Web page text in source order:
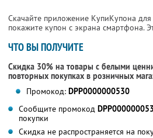
Скачайте приложение КупиКупона для
покажите купон с экрана смартфона.
ЧТО ВЫ ПОЛУЧИТЕ
Скидка 30% на товары с белыми
повторных покупках в розничных
Промокод: DPP0000000530
Сообщите промокод
покупки
Скидка не распространяется на